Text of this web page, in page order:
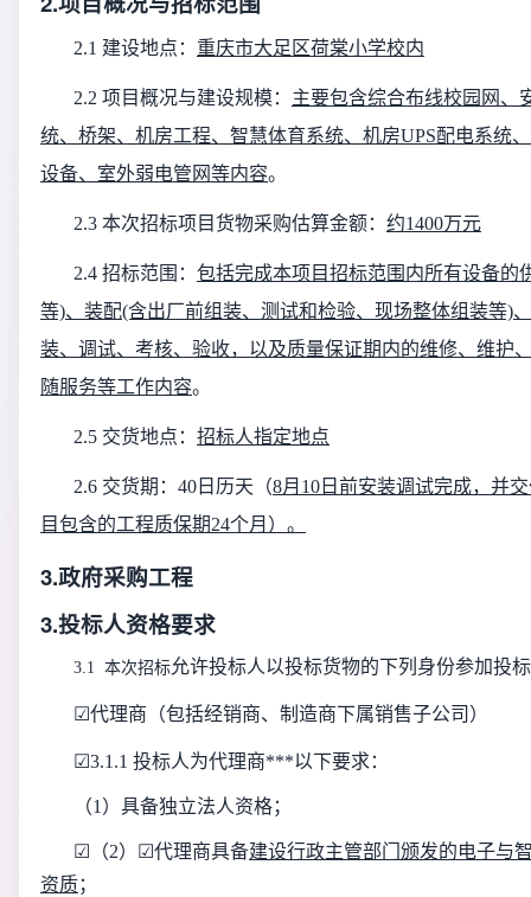
2.1 建设地点： 重庆市大足区荷棠小学校内
2.2 项目概况与建设规模： 主要包含综合布线校园网、
统、桥架、机房工程、智慧体育系统、机房UPS配电系统
设备、室外弱电管网等内容。
2.3 本次招标项目货物采购估算金额： 约1400万元
2.4 招标范围： 包括完成本项目招标范围内所有设备的
等)、装配(含出厂前组装、测试和检验、现场整体组装等)
装、调试、考核、验收，以及质量保证期内的维修、维护
随服务等工作内容。
2.5 交货地点： 招标人指定地点
2.6 交货期： 40日历天（8月10日前安装调试完成，并
目包含的工程质保期24个月）。
3.政府采购工程
3.投标人资格要求
3.1 本次招标允许投标人以投标货物的下列身份参加投
☑代理商（包括经销商、制造商下属销售子公司）
☑3.1.1 投标人为代理商***以下要求：
（1 ）具备独立法人资格；
☑ （2） ☑代理商具备建设行政主管部门颁发的电子与
资质；